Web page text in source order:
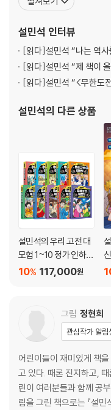
접목하여 남녀노소 누구나
운 콘텐츠로 인식된다. 20
설민석 인터뷰
[읽다]설민석 “나는 역
[읽다]설민석 “제 책이
[읽다]설민석 “<무한도
설민석의 다른 상품
설민석의 우리 고전 대
모험 1~10 정가 인하
세트 117,000원
10%
그림 정현희
관심작가 알림
어린이들이 재미있게 책
고 있다. 때론 진지하고,
린이 여러분들과 함께 공
림을 그린 책으로는 『설민